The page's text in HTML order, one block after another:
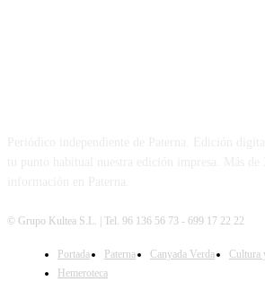
SÍGUENOS
© Grupo Kultea S.L. | Tel. 96 136 56 73 - 699 17 22 22
Portada Paterna Canyada Verda Cultura
Hemeroteca